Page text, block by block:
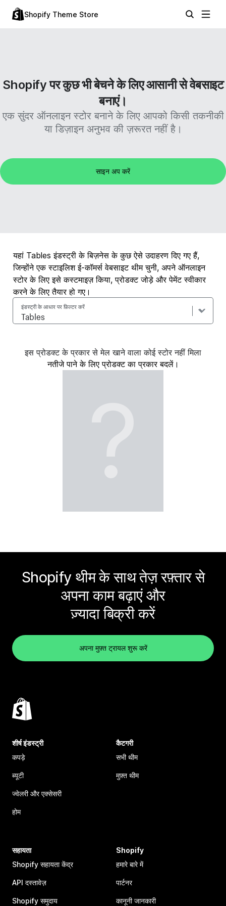
Shopify Theme Store
Shopify पर कुछ भी बेचने के लिए आसानी से वेबसाइट
बनाएं।
एक सुंदर ऑनलाइन स्टोर बनाने के लिए आपको किसी तकनीकी
या डिज़ाइन अनुभव की ज़रूरत नहीं है।
साइन अप करें
यहां Tables इंडस्ट्री के बिज़नेस के कुछ ऐसे उदाहरण दिए गए हैं,
जिन्होंने एक स्टाइलिश ई-कॉमर्स वेबसाइट थीम चुनी, अपने ऑनलाइन
स्टोर के लिए इसे कस्टमाइज़ किया, प्रोडक्ट जोड़े और पेमेंट स्वीकार
करने के लिए तैयार हो गए।
इंडस्ट्री के आधार पर फ़िल्टर करें
इस प्रोडक्ट के प्रकार से मेल खाने वाला कोई स्टोर नहीं मिला
नतीजे पाने के लिए प्रोडक्ट का प्रकार बदलें।
Shopify थीम के साथ तेज़ रफ़्तार से
अपना काम बढ़ाएं और
ज़्यादा बिक्री करें
अपना मुफ़्त ट्रायल शुरू करें
शीर्ष इंडस्ट्री
कपड़े
ब्यूटी
ज्वेलरी और एक्सेसरी
होम
कैटगरी
सभी थीम
मुफ़्त थीम
सहायता
Shopify सहायता केंद्र
API दस्तावेज़
Shopify समुदाय
Shopify
हमारे बारे में
पार्टनर
कानूनी जानकारी